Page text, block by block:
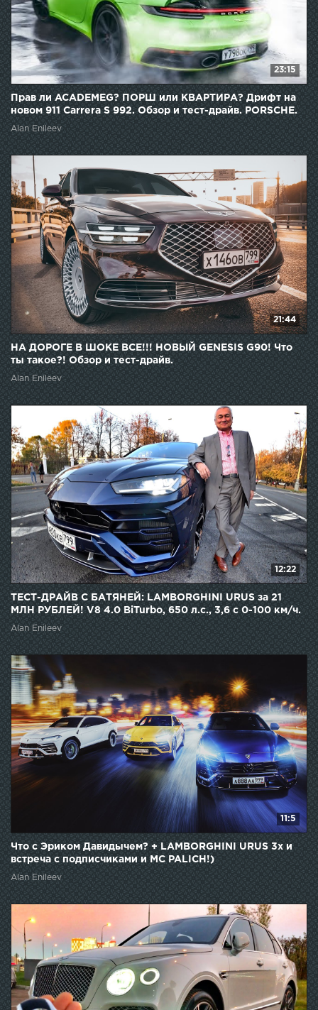
23:15
Прав ли ACADEMEG? ПОРШ или КВАРТИРА? Дрифт на
новом 911 Carrera S 992. Обзор и тест-драйв. PORSCHE.
Alan Enileev
21:44
НА ДОРОГЕ В ШОКЕ ВСЕ!!! НОВЫЙ GENESIS G90! Что
ты такое?! Обзор и тест-драйв.
Alan Enileev
12:22
ТЕСТ-ДРАЙВ С БАТЯНЕЙ: LAMBORGHINI URUS за 21
МЛН РУБЛЕЙ! V8 4.0 BiTurbo, 650 л.с., 3,6 с 0-100 км/ч.
Alan Enileev
11:5
Что с Эриком Давидычем? + LAMBORGHINI URUS 3x и
встреча с подписчиками и MC PALICH!)
Alan Enileev